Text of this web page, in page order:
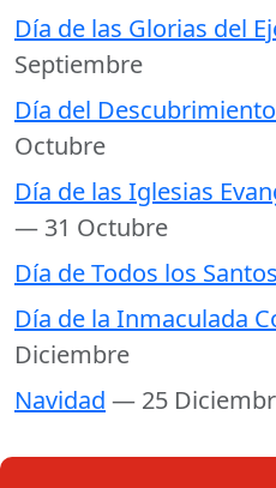
Día de las Glorias del
Septiembre
Día del
Octubre
Día de las Iglesias
— 31 Octubre
Día de Todos los Santos
Día de la Inmaculada
Diciembre
Navidad — 25